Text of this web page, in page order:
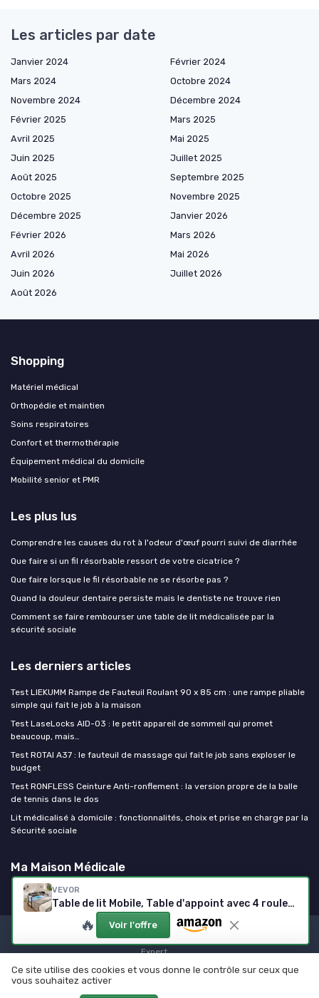
VEVOR
Table de lit Mobile, Table d'appoint avec 4 roulettes (Dont 2 avec Freins) et Prise de Courant, Bureau au-Dessus du lit réglable en Hauteur, en Panneaux de Particules, pour Maison, Bureau, Noir 221 x 40 x 101,6 cm
🔥 Voir l'offre
Les articles par date
Janvier 2024
Février 2024
Mars 2024
Octobre 2024
Novembre 2024
Décembre 2024
Février 2025
Mars 2025
Avril 2025
Mai 2025
Juin 2025
Juillet 2025
Août 2025
Septembre 2025
Octobre 2025
Novembre 2025
Décembre 2025
Janvier 2026
Février 2026
Mars 2026
Avril 2026
Mai 2026
Juin 2026
Juillet 2026
Août 2026
Shopping
Matériel médical
Orthopédie et maintien
Soins respiratoires
Confort et thermothérapie
Équipement médical du domicile
Mobilité senior et PMR
Les plus lus
Comprendre les causes du rot à l'odeur d'œuf pourri suivi de diarrhée
Que faire si un fil résorbable ressort de votre cicatrice ?
Que faire lorsque le fil résorbable ne se résorbe pas ?
Quand la douleur dentaire persiste mais le dentiste ne trouve rien
Comment se faire rembourser une table de lit médicalisée par la
sécurité sociale
Les derniers articles
Test LIEKUMM Rampe de Fauteuil Roulant 90 x 85 cm : une rampe pliable
simple qui fait le job à la maison
Test LaseLocks AID-03 : le petit appareil de sommeil qui promet
beaucoup, mais…
Test ROTAI A37 : le fauteuil de massage qui fait le job sans exploser le
budget
Test RONFLESS Ceinture Anti-ronflement : la version propre de la balle
de tennis dans le dos
Lit médicalisé à domicile : fonctionnalités, choix et prise en charge par la
Sécurité sociale
Ma Maison Médicale
Mentions légales Politique de confidentialité
Expert
© Ma Maison Médicale 2026
Ce site utilise des cookies et vous donne le contrôle sur ceux que
vous souhaitez activer